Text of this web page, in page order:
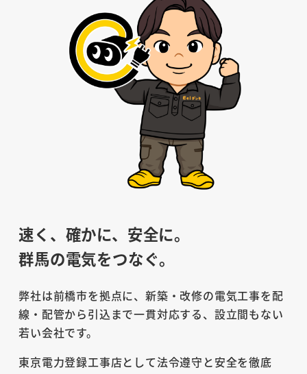
速く、確かに、安全に。
群馬の電気をつなぐ。
弊社は前橋市を拠点に、新築・改修の電気工事を配
線・配管から引込まで一貫対応する、設立間もない
若い会社です。
東京電力登録工事店として法令遵守と安全を徹底